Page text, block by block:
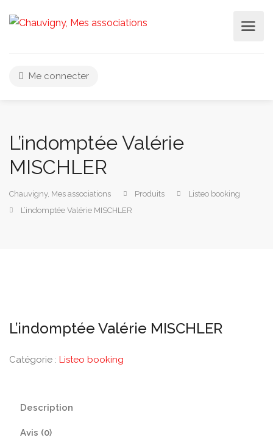
Me connecter
L’indomptée Valérie
MISCHLER
Chauvigny, Mes associations Produits
Listeo booking
L’indomptée Valérie MISCHLER
L’indomptée Valérie MISCHLER
Catégorie : Listeo booking
Description
Avis (0)